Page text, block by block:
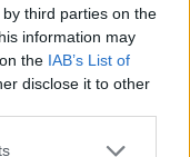
third parties on the
information may
the IAB’s List of
disclose it to other
την
τέλειο